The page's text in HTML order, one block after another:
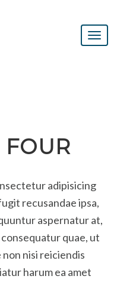
adipisicing
recusandae ipsa,
aspernatur at,
quae, ut
non nisi reiciendis
harum ea amet